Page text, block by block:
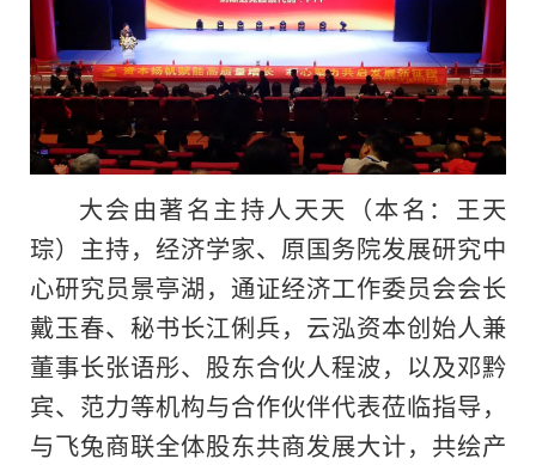
大会由著名主持人天天（本名：王天
琮）主持，经济学家、原国务院发展研究中
心研究员景亭湖，通证经济工作委员会会长
戴玉春、秘书长江俐兵，云泓资本创始人兼
董事长张语彤、股东合伙人程波，以及邓黔
宾、范力等机构与合作伙伴代表莅临指导，
与飞兔商联全体股东共商发展大计，共绘产